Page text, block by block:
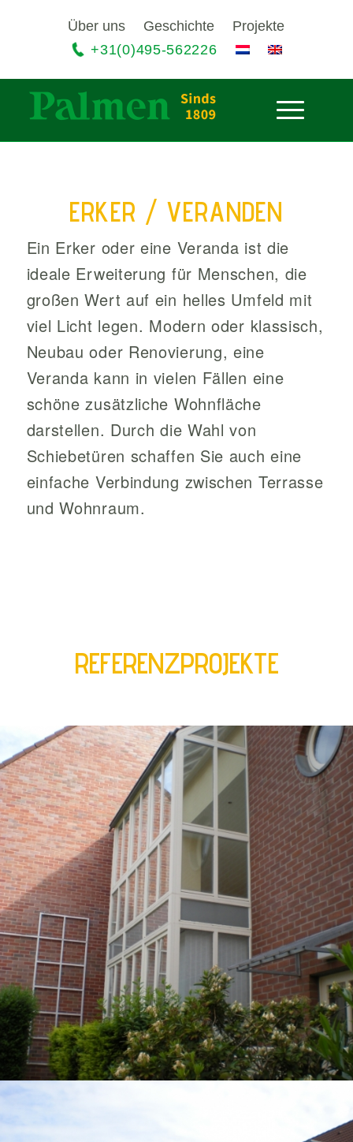
Über uns Geschichte
Projekte
+31(0)495-562226
ERKER / VERANDEN
Ein Erker oder eine Veranda ist die
ideale Erweiterung für Menschen, die
großen Wert auf ein helles Umfeld mit
viel Licht legen. Modern oder klassisch,
Neubau oder Renovierung, eine
Veranda kann in vielen Fällen eine
schöne zusätzliche Wohnfläche
darstellen. Durch die Wahl von
Schiebetüren schaffen Sie auch eine
einfache Verbindung zwischen Terrasse
und Wohnraum.
REFERENZPROJEKTE